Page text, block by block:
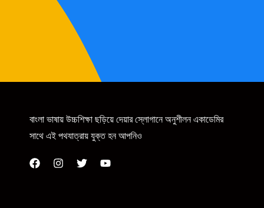
বাংলা ভাষায় উচ্চশিক্ষা ছড়িয়ে দেয়ার স্লোগানে অনুশীলন একাডেমির
সাথে এই পথযাত্রায় যুক্ত হন আপনিও